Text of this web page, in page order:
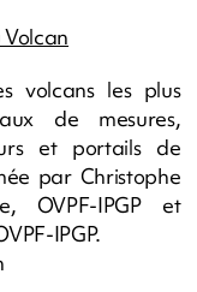
volcans les plus
de mesures,
et portails de
par Christophe
OVPF-IPGP et
IPGP.